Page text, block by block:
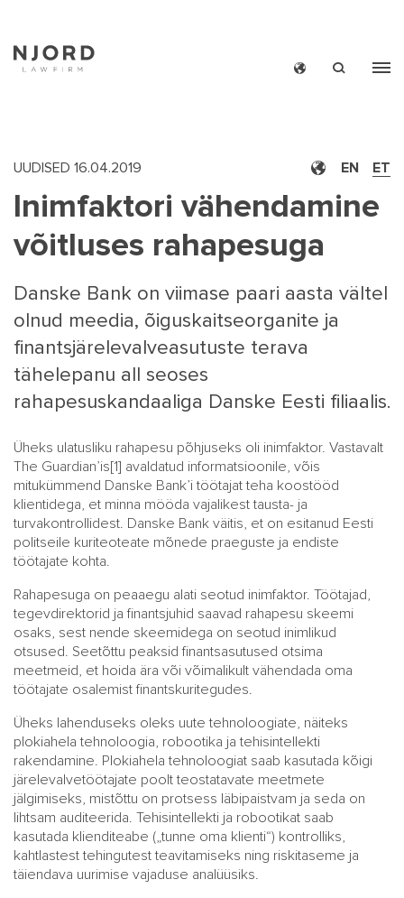
EN ET
UUDISED 16.04.2019
Inimfaktori vähendamine
võitluses rahapesuga
Danske Bank on viimase paari aasta vältel
olnud meedia, õiguskaitseorganite ja
finantsjärelevalveasutuste terava
tähelepanu all seoses
rahapesuskandaaliga Danske Eesti filiaalis.
Üheks ulatusliku rahapesu põhjuseks oli inimfaktor. Vastavalt
The Guardian’is[1] avaldatud informatsioonile, võis
mitukümmend Danske Bank’i töötajat teha koostööd
klientidega, et minna mööda vajalikest tausta- ja
turvakontrollidest. Danske Bank väitis, et on esitanud Eesti
politseile kuriteoteate mõnede praeguste ja endiste
töötajate kohta.
Rahapesuga on peaaegu alati seotud inimfaktor. Töötajad,
tegevdirektorid ja finantsjuhid saavad rahapesu skeemi
osaks, sest nende skeemidega on seotud inimlikud
otsused. Seetõttu peaksid finantsasutused otsima
meetmeid, et hoida ära või võimalikult vähendada oma
töötajate osalemist finantskuritegudes.
Üheks lahenduseks oleks uute tehnoloogiate, näiteks
plokiahela tehnoloogia, robootika ja tehisintellekti
rakendamine. Plokiahela tehnoloogiat saab kasutada kõigi
järelevalvetöötajate poolt teostatavate meetmete
jälgimiseks, mistõttu on protsess läbipaistvam ja seda on
lihtsam auditeerida. Tehisintellekti ja robootikat saab
kasutada klienditeabe („tunne oma klienti“) kontrolliks,
kahtlastest tehingutest teavitamiseks ning riskitaseme ja
täiendava uurimise vajaduse analüüsiks.